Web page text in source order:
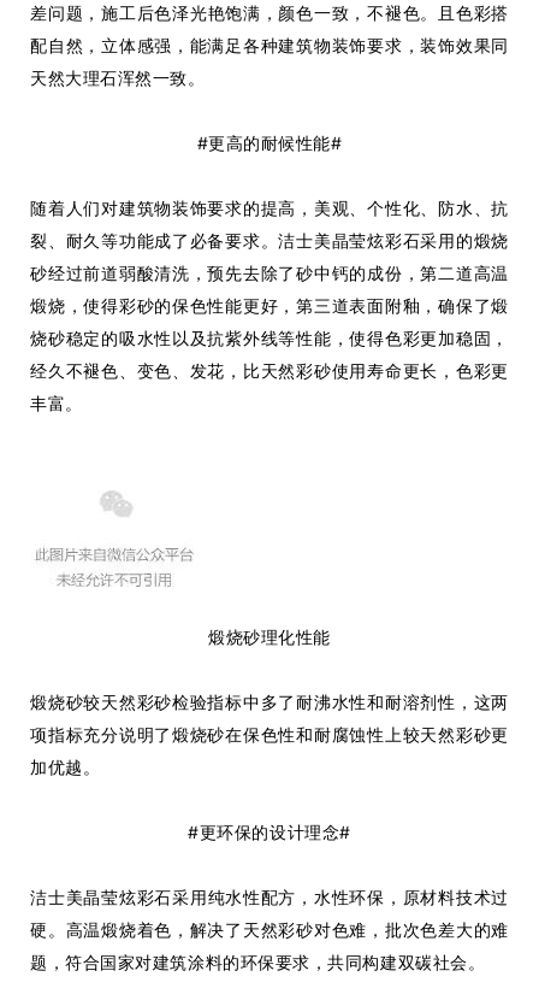
差问题，施工后色泽光艳饱满，颜色一致，不褪色。且色彩搭
配自然，立体感强，能满足各种建筑物装饰要求，装饰效果同
天然大理石浑然一致。
#更高的耐候性能#
随着人们对建筑物装饰要求的提高，美观、个性化、防水、抗
裂、耐久等功能成了必备要求。洁士美晶莹炫彩石采用的煅烧
砂经过前道弱酸清洗 ，预先去除了砂中钙的成份，第二道高温
煅烧 ，使得彩砂的保色性能更好，第三道表面附釉 ，确保了煅
烧砂稳定的吸水性以及抗紫外线等性能，使得色彩更加稳固 ，
经久不褪色、变色、发花 ，比天然彩砂使用寿命更长，色彩更
丰富。
煅烧砂理化性能
煅烧砂较天然彩砂检验指标中多了耐沸水性和耐溶剂性，这两
项指标充分说明了煅烧砂在保色性和耐腐蚀性上较天然彩砂更
加优越。
#更环保的设计理念#
洁士美晶莹炫彩石采用纯水性配方 ，水性环保，原材料技术过
硬。高温煅烧着色，解决了天然彩砂对色难，批次色差大的难
题，符合国家对建筑涂料的环保要求 ，共同构建双碳社会。